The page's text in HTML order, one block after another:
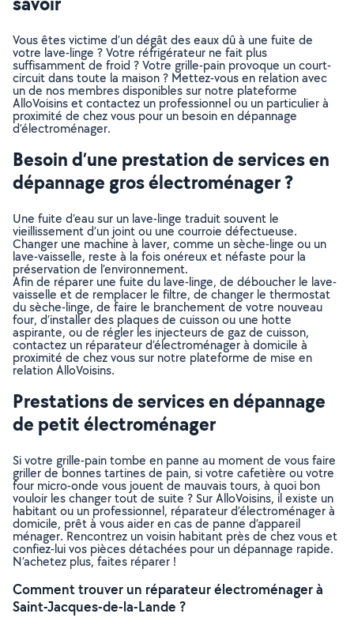
Vous êtes victime d’un dégât des eaux dû à une fuite de
votre lave-linge ? Votre réfrigérateur ne fait plus
suffisamment de froid ? Votre grille-pain provoque un court-
circuit dans toute la maison ? Mettez-vous en relation avec
un de nos membres disponibles sur notre plateforme
AlloVoisins et contactez un professionnel ou un particulier à
proximité de chez vous pour un besoin en dépannage
d’électroménager.
Besoin d’une prestation de services en
dépannage gros électroménager ?
Une fuite d’eau sur un lave-linge traduit souvent le
vieillissement d’un joint ou une courroie défectueuse.
Changer une machine à laver, comme un sèche-linge ou un
lave-vaisselle, reste à la fois onéreux et néfaste pour la
préservation de l’environnement.
Afin de réparer une fuite du lave-linge, de déboucher le lave-
vaisselle et de remplacer le filtre, de changer le thermostat
du sèche-linge, de faire le branchement de votre nouveau
four, d’installer des plaques de cuisson ou une hotte
aspirante, ou de régler les injecteurs de gaz de cuisson,
contactez un réparateur d’électroménager à domicile à
proximité de chez vous sur notre plateforme de mise en
relation AlloVoisins.
Prestations de services en dépannage
de petit électroménager
Si votre grille-pain tombe en panne au moment de vous faire
griller de bonnes tartines de pain, si votre cafetière ou votre
four micro-onde vous jouent de mauvais tours, à quoi bon
vouloir les changer tout de suite ? Sur AlloVoisins, il existe un
habitant ou un professionnel, réparateur d’électroménager à
domicile, prêt à vous aider en cas de panne d’appareil
ménager. Rencontrez un voisin habitant près de chez vous et
confiez-lui vos pièces détachées pour un dépannage rapide.
N’achetez plus, faites réparer !
Comment trouver un réparateur électroménager à
Saint-Jacques-de-la-Lande ?